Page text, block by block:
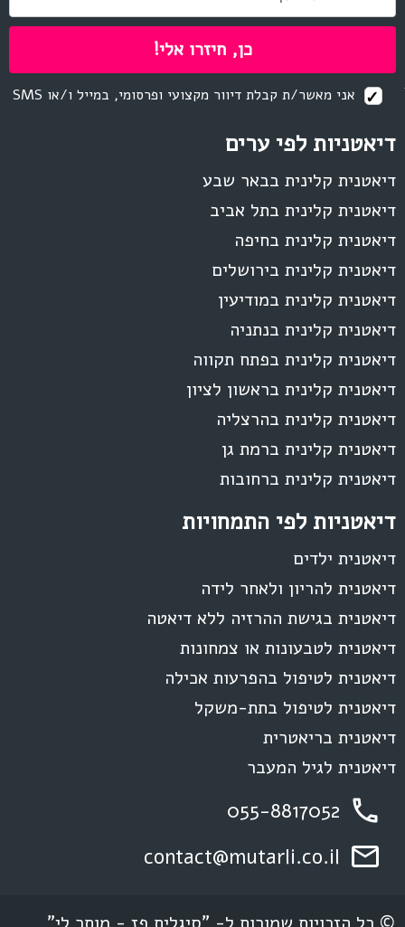
דיאטניות לפי ערים
דיאטנית קלינית בבאר שבע
דיאטנית קלינית בתל אביב
דיאטנית קלינית בחיפה
דיאטנית קלינית בירושלים
דיאטנית קלינית במודיעין
דיאטנית קלינית בנתניה
דיאטנית קלינית בפתח תקווה
דיאטנית קלינית בראשון לציון
דיאטנית קלינית בהרצליה
דיאטנית קלינית ברמת גן
דיאטנית קלינית ברחובות
דיאטניות לפי התמחויות
דיאטנית ילדים
דיאטנית להריון ולאחר לידה
דיאטנית בגישת ההרזיה ללא דיאטה
דיאטנית לטבעונות או צמחונות
דיאטנית לטיפול בהפרעות אכילה
דיאטנית לטיפול בתת-משקל
דיאטנית בריאטרית
דיאטנית לגיל המעבר
אני מאשר/ת קבלת דיוור מקצועי ופרסומי, במייל ו/או SMS
055-8817052
contact@mutarli.co.il